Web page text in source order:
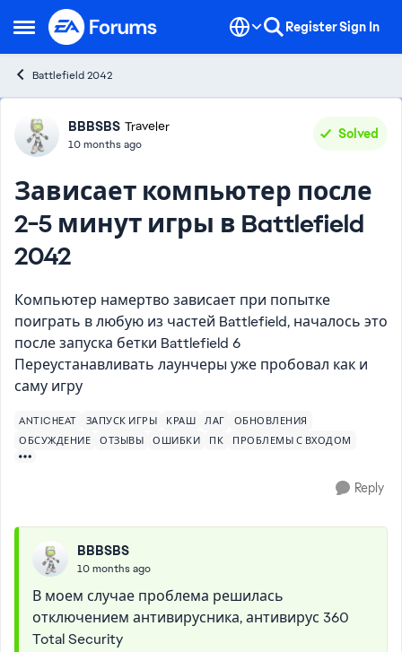
Open Side Menu
Skip to content RegisterSign In
Battlefield 2042
Forum Discussion
BBBSBS Traveler
10 months ago
Solved
Зависает компьютер после
2-5 минут игры в Battlefield
2042
Компьютер намертво зависает при попытке
поиграть в любую из частей Battlefield, началось это
после запуска бетки Battlefield 6
Переустанавливать лаунчеры уже пробовал как и
саму игру
ANTICHEAT ЗАПУСК ИГРЫ КРАШ ЛАГ
ОБНОВЛЕНИЯ
ОБСУЖДЕНИЕ
ОТЗЫВЫ ОШИБКИ ПК ПРОБЛЕМЫ С ВХОДОМ
Reply
BBBSBS
10 months ago
В моем случае проблема решилась
отключением антивирусника, антивирус 360
Total Security